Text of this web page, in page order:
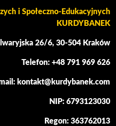
i Społeczno-Edukacyjnych
KURDYBANEK
26/6, 30-504 Kraków
Telefon: +48 791 969 626
kontakt@kurdybanek.com
NIP: 6793123030
Regon: 363762013